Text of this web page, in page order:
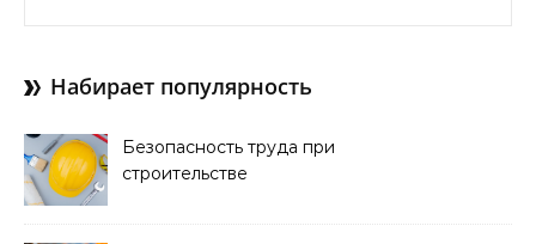
Набирает популярность
Безопасность труда при
строительстве